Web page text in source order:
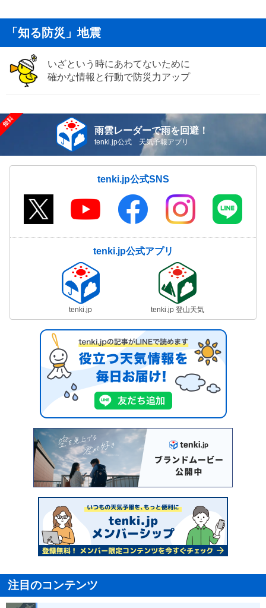
「知る防災」地震
いざという時にあわてないために
確かな情報と行動で防災力アップ
雨雲レーダーで雨を回避！
tenki.jp公式 天気予報アプリ
tenki.jp公式SNS
tenki.jp公式アプリ
tenki.jp tenki.jp 登山天気
注目のコンテンツ